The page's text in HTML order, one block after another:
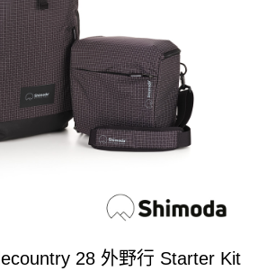
28 外野行 Starter Kit